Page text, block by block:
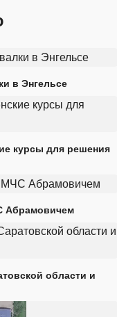
в Энгельсе
курсы для решения
Абрамовичем
области и